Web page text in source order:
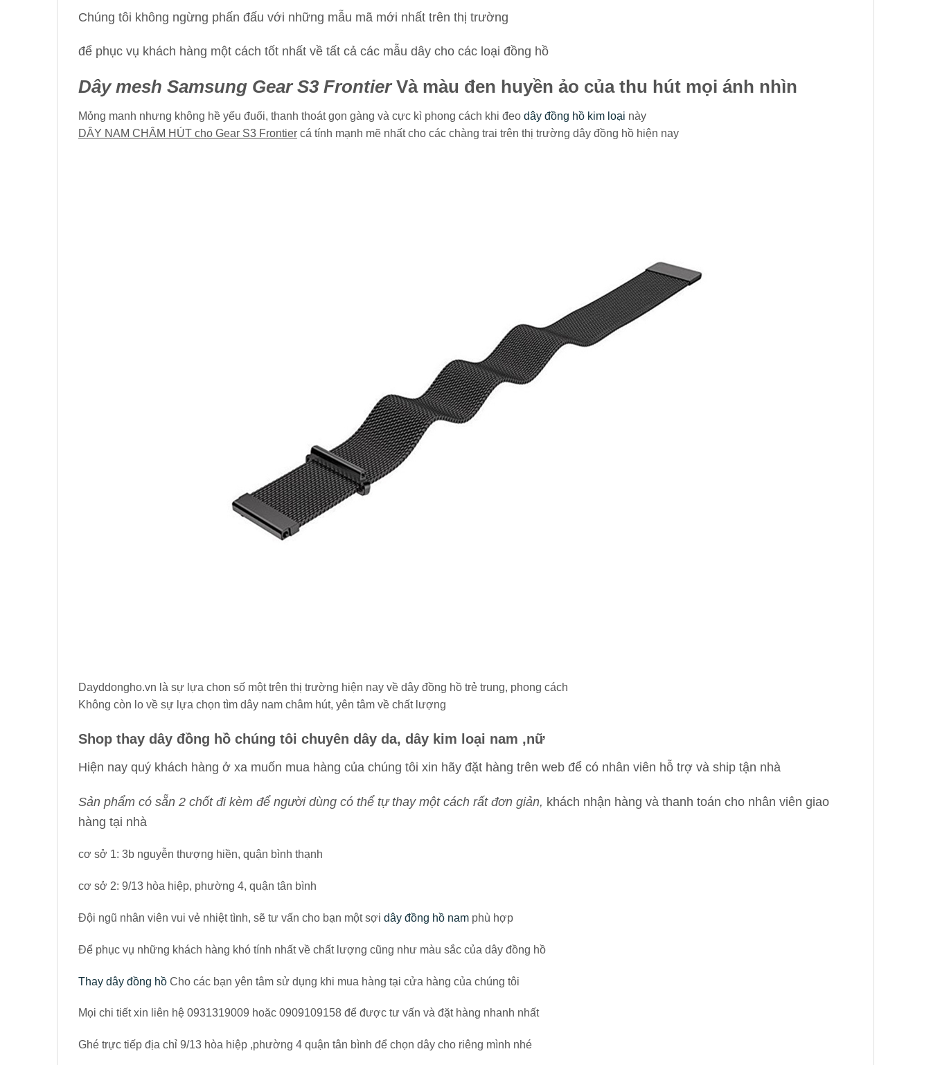
Chúng tôi không ngừng phấn đấu với những mẫu mã mới nhất trên thị trường
để phục vụ khách hàng một cách tốt nhất về tất cả các mẫu dây cho các loại đồng hồ
Dây mesh Samsung Gear S3 FrontierVà màu đen huyền ảo của thu hút mọi ánh nhìn
Mỏng manh nhưng không hề yếu đuối, thanh thoát gọn gàng và cực kì phong cách khi đeo dây đồng hồ kim loại này
DÂY NAM CHÂM HÚT cho Gear S3 Frontier cá tính mạnh mẽ nhất cho các chàng trai trên thị trường dây đồng hồ hiện nay
Dayddongho.vn là sự lựa chon số một trên thị trường hiện nay về dây đồng hồ trẻ trung, phong cách
Không còn lo về sự lựa chọn tìm dây nam châm hút, yên tâm về chất lượng
Shop thay dây đồng hồ chúng tôi chuyên dây da, dây kim loại nam ,nữ
Hiện nay quý khách hàng ở xa muốn mua hàng của chúng tôi xin hãy đặt hàng trên web để có nhân viên hỗ trợ và ship tận nhà
Sản phẩm có sẵn 2 chốt đi kèm để người dùng có thể tự thay một cách rất đơn giản, khách nhận hàng và thanh toán cho nhân viên giao
hàng tại nhà
cơ sở 1: 3b nguyễn thượng hiền, quận bình thạnh
cơ sở 2: 9/13 hòa hiệp, phường 4, quận tân bình
Đội ngũ nhân viên vui vẻ nhiệt tình, sẽ tư vấn cho bạn một sợi dây đồng hồ nam phù hợp
Để phục vụ những khách hàng khó tính nhất về chất lượng cũng như màu sắc của dây đồng hồ
Thay dây đồng hồ Cho các bạn yên tâm sử dụng khi mua hàng tại cửa hàng của chúng tôi
Mọi chi tiết xin liên hệ 0931319009 hoăc 0909109158 để được tư vấn và đặt hàng nhanh nhất
Ghé trực tiếp địa chỉ 9/13 hòa hiệp ,phường 4 quận tân bình để chọn dây cho riêng mình nhé